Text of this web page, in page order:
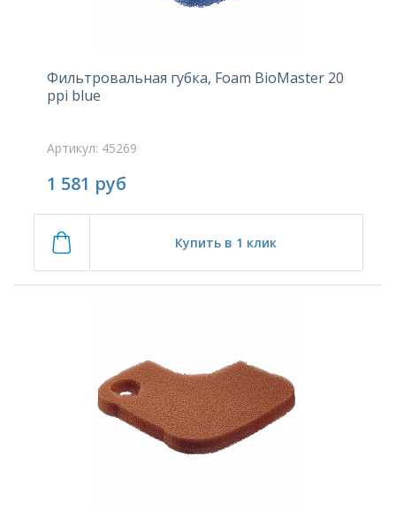
Фильтровальная губка, Foam BioMaster 20
ppi blue
Артикул: 45269
1 581 руб
Купить в 1 клик